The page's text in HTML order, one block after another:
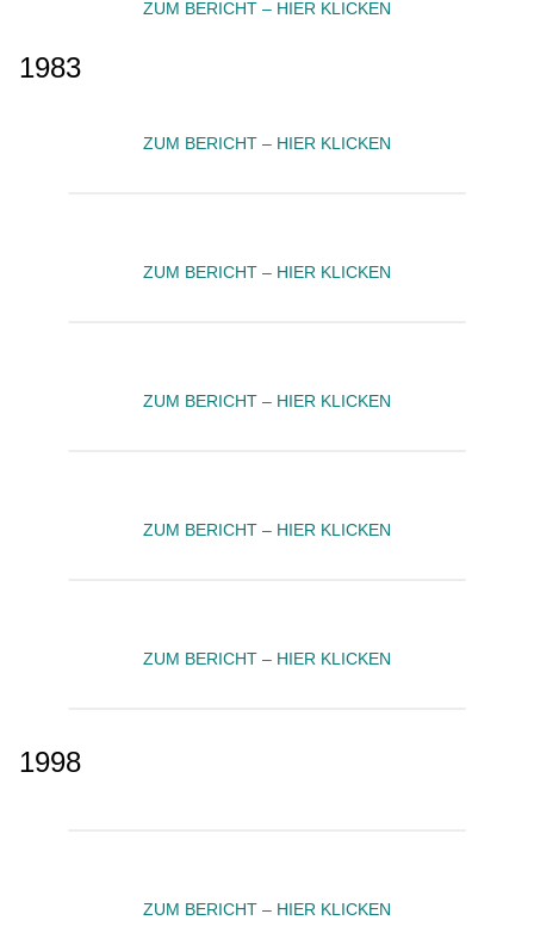
ZUM BERICHT – HIER KLICKEN
1983
ZUM BERICHT – HIER KLICKEN
ZUM BERICHT – HIER KLICKEN
ZUM BERICHT – HIER KLICKEN
ZUM BERICHT – HIER KLICKEN
ZUM BERICHT – HIER KLICKEN
1998
ZUM BERICHT – HIER KLICKEN